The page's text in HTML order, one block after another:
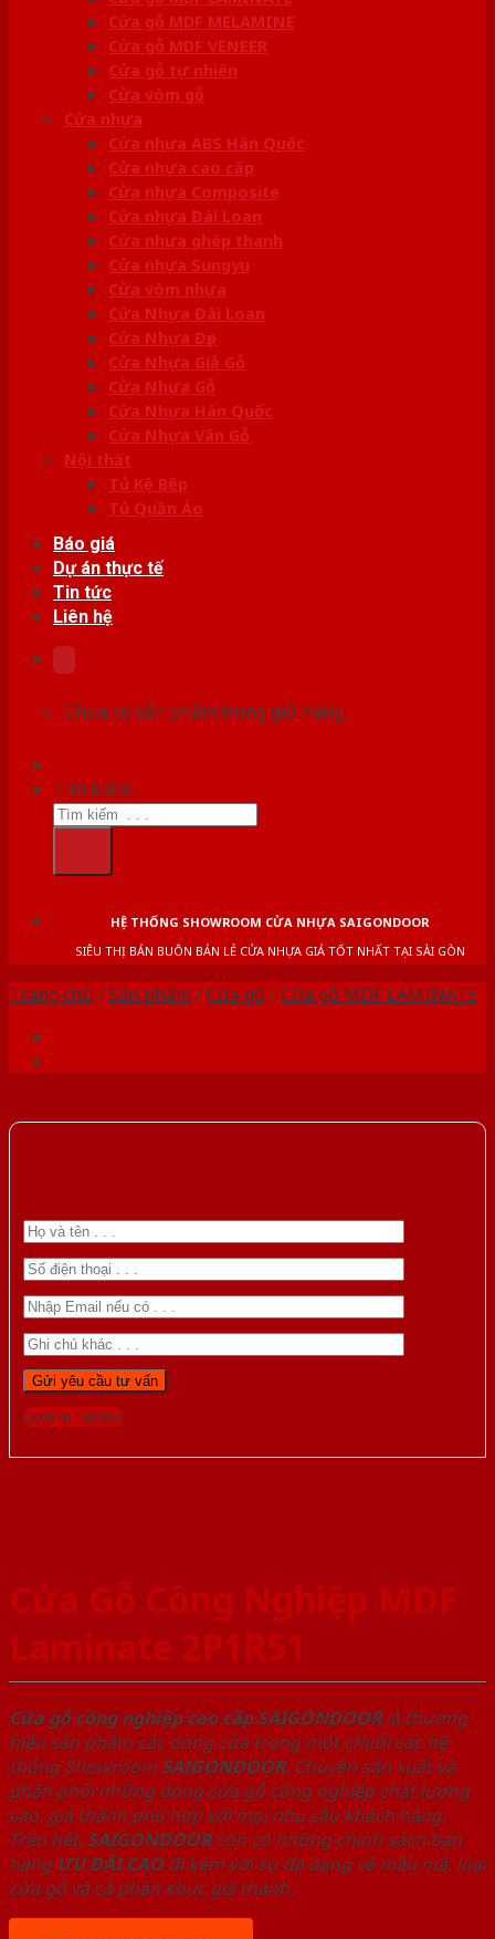
Cửa gỗ MDF MELAMINE
Cửa gỗ MDF VENEER
Cửa gỗ tự nhiên
Cửa vòm gỗ
Cửa nhựa
Cửa nhựa ABS Hàn Quốc
Cửa nhựa cao cấp
Cửa nhựa Composite
Cửa nhựa Đài Loan
Cửa nhựa ghép thanh
Cửa nhựa Sungyu
Cửa vòm nhựa
Cửa Nhựa Đài Loan
Cửa Nhựa Đẹp
Cửa Nhựa Giả Gỗ
Cửa Nhựa Gỗ
Cửa Nhựa Hàn Quốc
Cửa Nhựa Vân Gỗ
Nội thất
Tủ Kệ Bếp
Tủ Quần Áo
Báo giá
Dự án thực tế
Tin tức
Liên hệ
Chưa có sản phẩm trong giỏ hàng.
Tìm kiếm:
HỆ THỐNG SHOWROOM CỬA NHỰA SAIGONDOOR
SIÊU THỊ BÁN BUÔN BÁN LẺ CỬA NHỰA GIÁ TỐT NHẤT TẠI SÀI GÒN
Trang chủ /Sản phẩm /Cửa gỗ /Cửa gỗ MDF LAMINATE
Gọi 0976.169.864
Cửa Gỗ Công Nghiệp MDF
Laminate 2P1R51
Cửa gỗ công nghiệp cao cấp SAIGONDOORlà thương
hiệu sản phẩm các dòng cửa trong một chuỗi các hệ
thống Showroom SAIGONDOOR. Chuyên sản xuất và
phân phối những dòng cửa gỗ công nghiệp chất lượng
cao, giá thành phù hợp với mọi nhu cầu khách hàng.
Trên hết, SAIGONDOORcòn có những chính sách bán
hàng ƯU ĐÃI CAOđi kèm với sự đa dạng về mẫu mã, loại
cửa gỗ và cả phân khúc giá thành.